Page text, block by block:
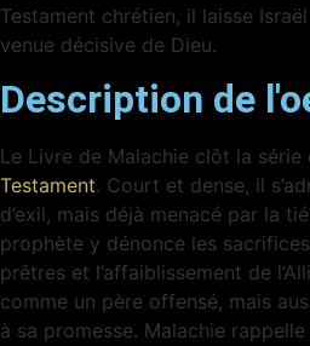
Testament chrétien, il laisse Israël
venue décisive de Dieu.
Description de
Le Livre de Malachie clôt la série
Testament. Court et dense, il
d’exil, mais déjà menacé par la
prophète y dénonce les
prêtres et l’affaiblissement de
comme un père offensé, mais
à sa promesse. Malachie